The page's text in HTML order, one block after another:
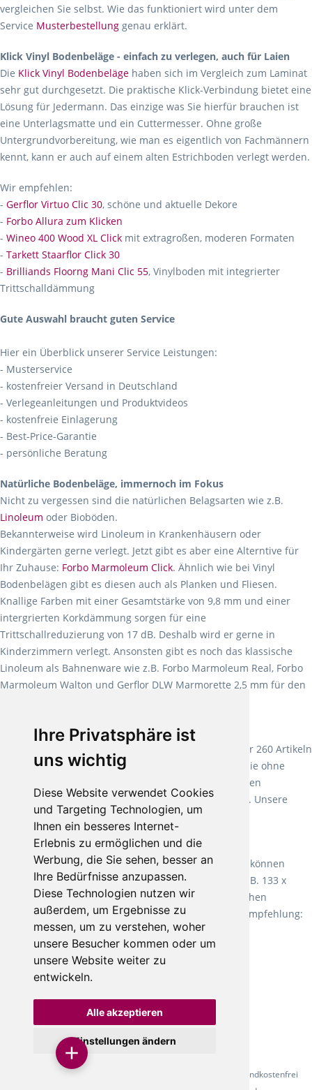
Ihre Privatsphäre ist
uns wichtig
Diese Website verwendet Cookies
und Targeting Technologien, um
Ihnen ein besseres Internet-
Erlebnis zu ermöglichen und die
Werbung, die Sie sehen, besser an
Ihre Bedürfnisse anzupassen.
Diese Technologien nutzen wir
außerdem, um Ergebnisse zu
messen, um zu verstehen, woher
unsere Besucher kommen oder um
unsere Website weiter zu
entwickeln.
Alle akzeptieren
Einstellungen ändern
vergleichen Sie selbst. Wie das funktioniert wird unter dem
Service Musterbestellung genau erklärt.
Klick Vinyl Bodenbeläge - einfach zu verlegen, auch für Laien
Die Klick Vinyl Bodenbeläge haben sich im Vergleich zum Laminat
sehr gut durchgesetzt. Die praktische Klick-Verbindung bietet eine
Lösung für Jedermann. Das einzige was Sie hierfür brauchen ist
eine Unterlagsmatte und ein Cuttermesser. Ohne große
Untergrundvorbereitung, wie man es eigentlich von Fachmännern
kennt, kann er auch auf einem alten Estrichboden verlegt werden.
Wir empfehlen:
- Gerflor Virtuo Clic 30, schöne und aktuelle Dekore
- Forbo Allura zum Klicken
- Wineo 400 Wood XL Click mit extragroßen, moderen Formaten
- Tarkett Staarflor Click 30
- Brilliands Floorng Mani Clic 55, Vinylboden mit integrierter
Trittschalldämmung
Gute Auswahl braucht guten Service
Hier ein Überblick unserer Service Leistungen:
- Musterservice
- kostenfreier Versand in Deutschland
- Verlegeanleitungen und Produktvideos
- kostenfreie Einlagerung
- Best-Price-Garantie
- persönliche Beratung
Natürliche Bodenbeläge, immernoch im Fokus
Nicht zu vergessen sind die natürlichen Belagsarten wie z.B.
Linoleum oder Bioböden.
Bekannterweise wird Linoleum in Krankenhäusern oder
Kindergärten gerne verlegt. Jetzt gibt es aber eine Alterntive für
Ihr Zuhause: Forbo Marmoleum Click. Ähnlich wie bei Vinyl
Bodenbelägen gibt es diesen auch als Planken und Fliesen.
Knallige Farben mit einer Gesamtstärke von 9,8 mm und einer
intergrierten Korkdämmung sorgen für eine
Trittschallreduzierung von 17 dB. Deshalb wird er gerne in
Kinderzimmern verlegt. Ansonsten gibt es noch das klassische
Linoleum als Bahnenware wie z.B. Forbo Marmoleum Real, Forbo
Marmoleum Walton und Gerflor DLW Marmorette 2,5 mm für den
Wineo Bio Bodenbeläge - Design und Natur vereint
Wineo, der Vorreiter für Bio Bodenbeläge hat mit über 260 Artikeln
eine sehr designreiche Auswahl. Produziert werden sie ohne
Weichmacher und Lösungsmittel. Mit allen verfügbaren
Verlegearten ist er für jegliche Bauvorhaben attraktiv. Unsere
Empfehlung:Wineo 1000 Multi Layer XXL.
Teppiche für ein angenehmes Laufgefühl
Fletco Teppichbödenmachen es schon lange vor. Sie können
Teppich in Ihrem gewünschten Sondermaß kaufen, z.B. 133 x
60cm. Vor allem in Schlafzimmern aufgrund der weichen
Oberfläche ein sehr beliebter Zusatzboden. Unsere Empfehlung:
Fletco Fluffy und Fletco Hermelin
* Alle Preise inkl. gesetzl. Mehrwertsteuer - Alle Artikel versandkostenfrei